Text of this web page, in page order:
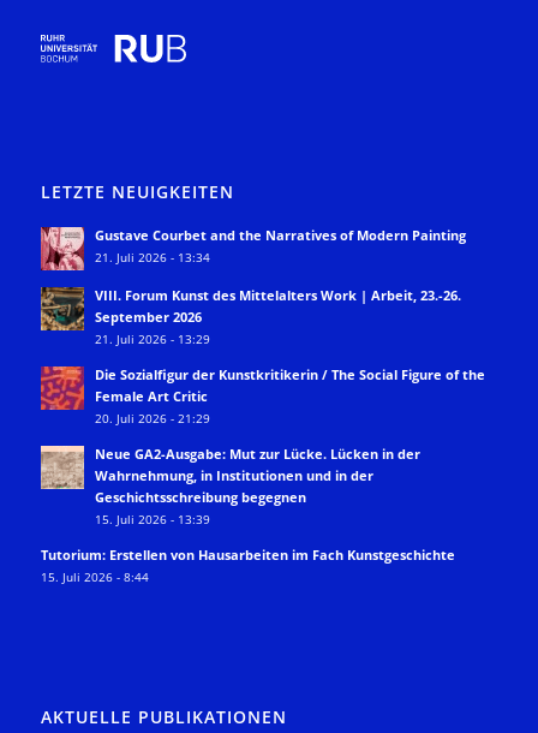
LETZTE NEUIGKEITEN
Gustave Courbet and the Narratives of Modern Painting
21. Juli 2026 - 13:34
VIII. Forum Kunst des Mittelalters Work | Arbeit, 23.-26.
September 2026
21. Juli 2026 - 13:29
Die Sozialfigur der Kunstkritikerin / The Social Figure of the
Female Art Critic
20. Juli 2026 - 21:29
Neue GA2-Ausgabe: Mut zur Lücke. Lücken in der
Wahrnehmung, in Institutionen und in der
Geschichtsschreibung begegnen
15. Juli 2026 - 13:39
Tutorium: Erstellen von Hausarbeiten im Fach Kunstgeschichte
15. Juli 2026 - 8:44
AKTUELLE PUBLIKATIONEN